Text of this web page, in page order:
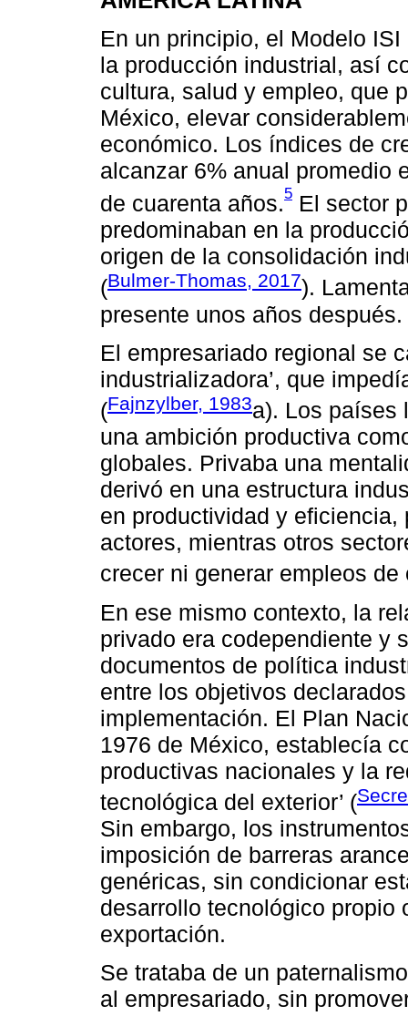
En un principio, el Modelo
la producción industrial, así
cultura, salud y empleo, que
México, elevar
económico. Los índices de
alcanzar 6% anual promedio
de cuarenta años.5 El sector
predominaban en la
origen de la consolidación
(Bulmer-Thomas, 2017).
presente unos años después.
El empresariado regional se
industrializadora’, que
(Fajnzylber, 1983a). Los países
una ambición productiva
globales. Privaba una
derivó en una estructura
en productividad y
actores, mientras otros
crecer ni generar empleos de
En ese mismo contexto, la
privado era codependiente y
documentos de política
entre los objetivos
implementación. El Plan
1976 de México, establecía
productivas nacionales y la
tecnológica del exterior’ (
Sin embargo, los
imposición de barreras
genéricas, sin condicionar
desarrollo tecnológico propio
exportación.
Se trataba de un
al empresariado, sin